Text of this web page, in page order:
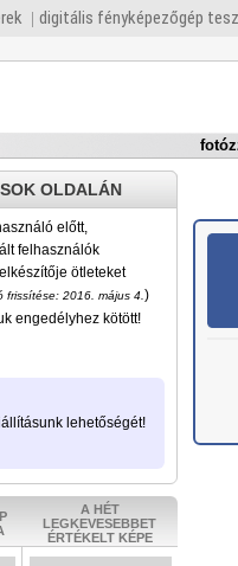
digitális fényképezőgép
OLDALÁN
előtt,
felhasználók
ötleteket
frissítése: 2016. május 4. )
engedélyhez kötött!
lehetőségét!
A HÉT
LEGKEVESEBBET
ÉRTÉKELT KÉPE